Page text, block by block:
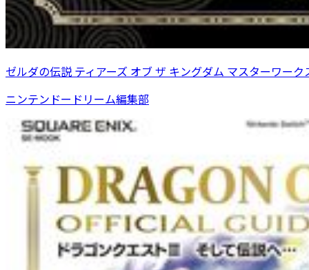
ゼルダの伝説 ティアーズ オブ ザ キングダム マスターワーク
ニンテンドードリーム編集部